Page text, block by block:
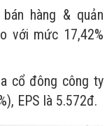
hàng & quản
với mức 17,42%
cổ đông công ty
EPS là 5.572đ.